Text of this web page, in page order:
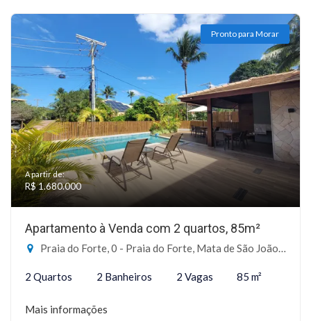
Pronto para Morar
A partir de:
R$ 1.680.000
Apartamento à Venda com 2 quartos, 85m²
Praia do Forte, 0 - Praia do Forte, Mata de São João-BA
2 Quartos 2 Banheiros 2 Vagas 85 m²
Mais informações